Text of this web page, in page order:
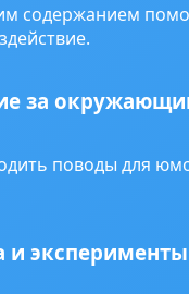
содержанием
за
поводы для
и эксперименты